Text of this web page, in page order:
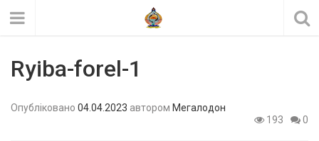
Ryiba-forel-1
Опубліковано 04.04.2023 автором Мегалодон
193
0